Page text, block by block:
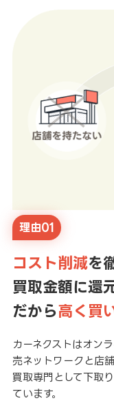
理由01
コスト削減を
買取金額に還元
だから高く買
カーネクストはオン
売ネットワークと店
買取専門として下取
ています。